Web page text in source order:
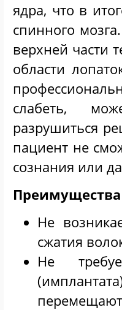
ядра, что в
спинного
верхней части
области
слабеть,
разрушиться
пациент не
сознания или
Не
сжатия
Не